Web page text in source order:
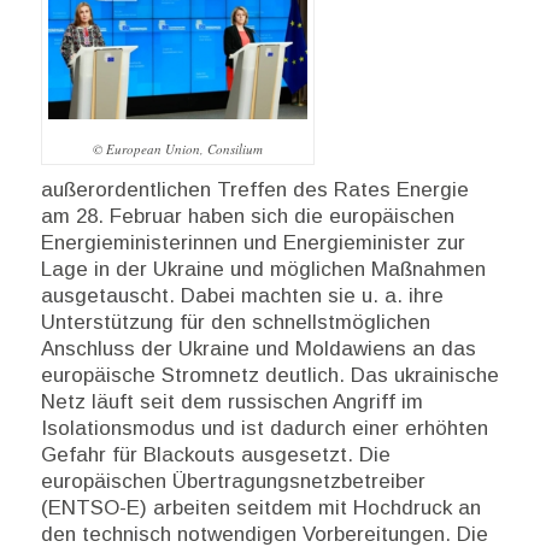
Beschreibung
© European Union, Consilium
außerordentlichen Treffen des Rates Energie
am 28. Februar haben sich die europäischen
Energieministerinnen und Energieminister zur
Lage in der Ukraine und möglichen Maßnahmen
ausgetauscht. Dabei machten sie u. a. ihre
Unterstützung für den schnellstmöglichen
Anschluss der Ukraine und Moldawiens an das
europäische Stromnetz deutlich. Das ukrainische
Netz läuft seit dem russischen Angriff im
Isolationsmodus und ist dadurch einer erhöhten
Gefahr für Blackouts ausgesetzt. Die
europäischen Übertragungsnetzbetreiber
(ENTSO-E) arbeiten seitdem mit Hochdruck an
den technisch notwendigen Vorbereitungen. Die